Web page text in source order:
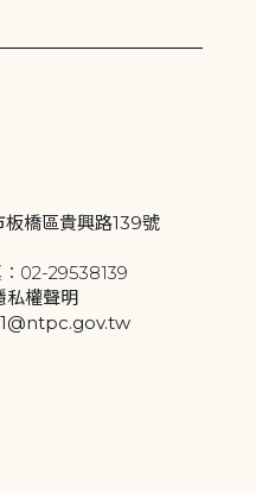
橋區貴興路139號
02-29538139
私權聲明